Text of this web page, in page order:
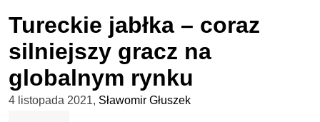
Tureckie jabłka – coraz
silniejszy gracz na
globalnym rynku
4 listopada 2021, Sławomir Głuszek